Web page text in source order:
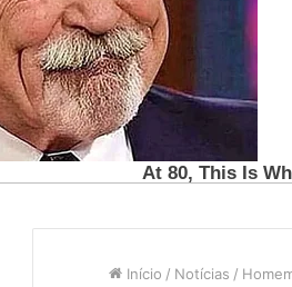
Início / Notícias /